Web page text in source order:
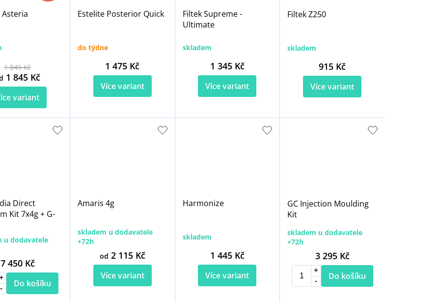
1 845 Kč
1 845 Kč
variant
Estelite Posterior Quick
do týdne
1 475 Kč
Více variant
Filtek Supreme -
Ultimate
skladem
1 345 Kč
Více variant
Filtek Z250
skladem
915 Kč
Více variant
Direct
Kit 7x4g + G-
u dodavatele
7 450 Kč
Do košíku
Amaris 4g
skladem u dodavatele
+72h
od 2 115 Kč
Více variant
Harmonize
skladem
1 445 Kč
Více variant
GC Injection Moulding
Kit
skladem u dodavatele
+72h
3 295 Kč
Do košíku